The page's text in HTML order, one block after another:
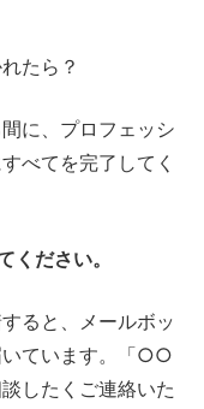
たら？
に、プロフェッシ
べてを完了してく
ださい。
ると、メールボッ
いています。「○○
したくご連絡いた